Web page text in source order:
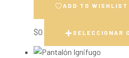
ADD TO WISHLIST
$0 SELECCIONAR